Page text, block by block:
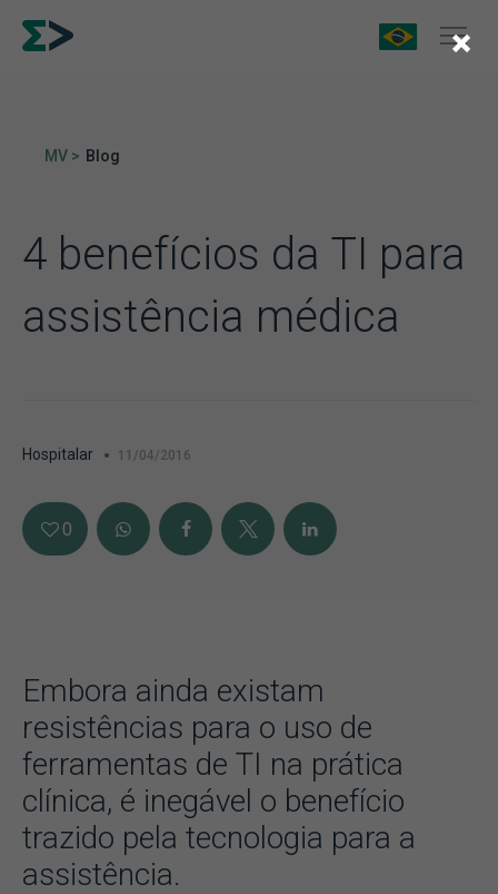
MV > Blog
4 benefícios da TI para
assistência médica
Hospitalar 11/04/2016
0
Embora ainda existam
resistências para o uso de
ferramentas de TI na prática
clínica, é inegável o benefício
trazido pela tecnologia para a
assistência.
×